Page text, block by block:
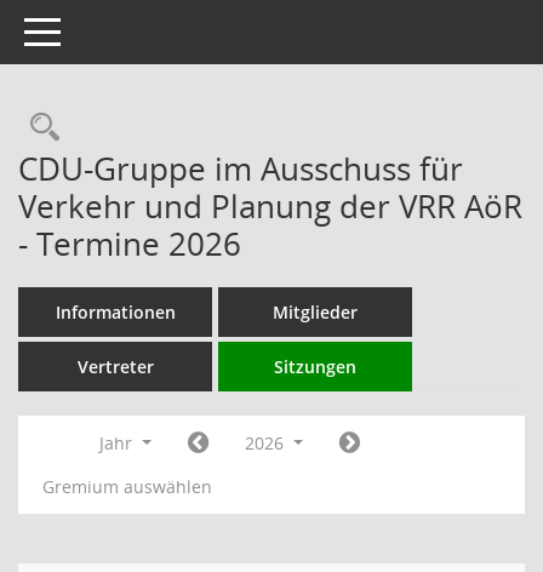
Toggle navigation
Rechercheauswahl
CDU-Gruppe im Ausschuss für
Verkehr und Planung der VRR AöR
- Termine 2026
Informationen Mitglieder
Vertreter Sitzungen
Jahr
2026
Gremium auswählen